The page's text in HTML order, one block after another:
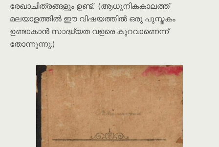
രേഖാചിത്രങ്ങളും ഉണ്ട്. (ആധുനികകാലത്ത്
മലയാളത്തിൽ ഈ വിഷയത്തിൽ ഒരു പുസ്തകം
ഉണ്ടാകാൻ സാദ്ധ്യത വളരെ കുറവാണെന്ന്
തോന്നുന്നു.)